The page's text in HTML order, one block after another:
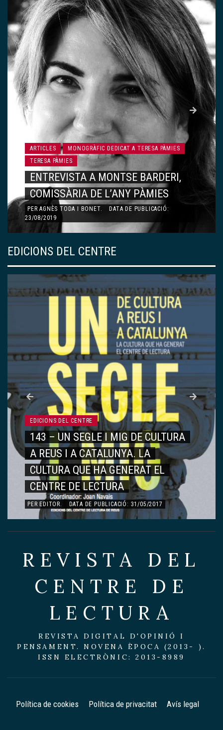
ARTICLES
MONOGRÀFIC DEDICAT A TERESA PÀMIES
TERESA PÀMIES
ENTREVISTA A MONTSE BARDERI,
COMISSÀRIA DE L’ANY PÀMIES
PERAGNÈS TODA I BONET.
DATA DE PUBLICACIÓ:
23/08/2019
EDICIONS DEL CENTRE
EDICIONS DEL CENTRE
143 – UN SEGLE I MIG DE CULTURA
A REUS I A CATALUNYA. LA
CULTURA QUE HA GENERAT EL
CENTRE DE LECTURA
PEREDITOR DATA DE PUBLICACIÓ: 31/05/2017
REVISTA DEL
CENTRE DE
LECTURA
REVISTA DIGITAL D'OPINIÓ I
PENSAMENT. NOVENA ÈPOCA (2013- ).
ISSN ELECTRÒNIC: 2013-8989
Política de cookies Política de privacitat Avís legal